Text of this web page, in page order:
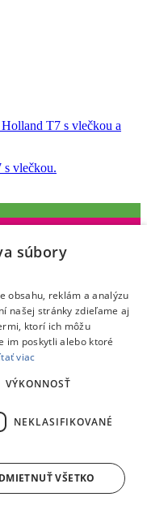
T7 s vlečkou a
s vlečkou.
súbory
obsahu, reklám a analýzu
našej stránky zdieľame aj
ktorí ich môžu
im poskytli alebo ktoré
viac
VÝKONNOSŤ
NEKLASIFIKOVANÉ
VŠETKO